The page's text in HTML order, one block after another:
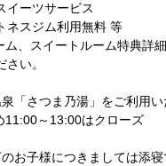
イーツサービス
ネスジム利用無料 等
、スイートルーム特典詳
い。
「さつま乃湯」をご利用
～13:00はクローズ
お子様につきましては添寝